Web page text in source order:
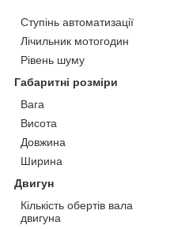
Ступінь автоматизації
Лічильник мотогодин
Рівень шуму
Габаритні розміри
Вага
Висота
Довжина
Ширина
Двигун
Кількість обертів вала
двигуна